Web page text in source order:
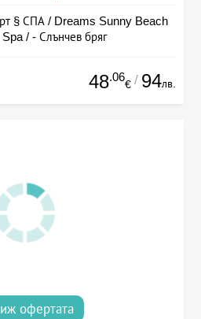
§ СПА / Dreams Sunny Beach
/ - Слънчев бряг
48.06
€ / 94лв.
офертата